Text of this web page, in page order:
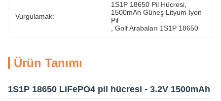
Vurgulamak:
1S1P 18650 Pil Hücresi
1500mAh Güneş Lityum İyon
Pil
Golf Arabaları 1S1P 18650
Ürün Tanımı
1S1P 18650 LiFePO4 pil hücresi - 3.2V 1500mAh